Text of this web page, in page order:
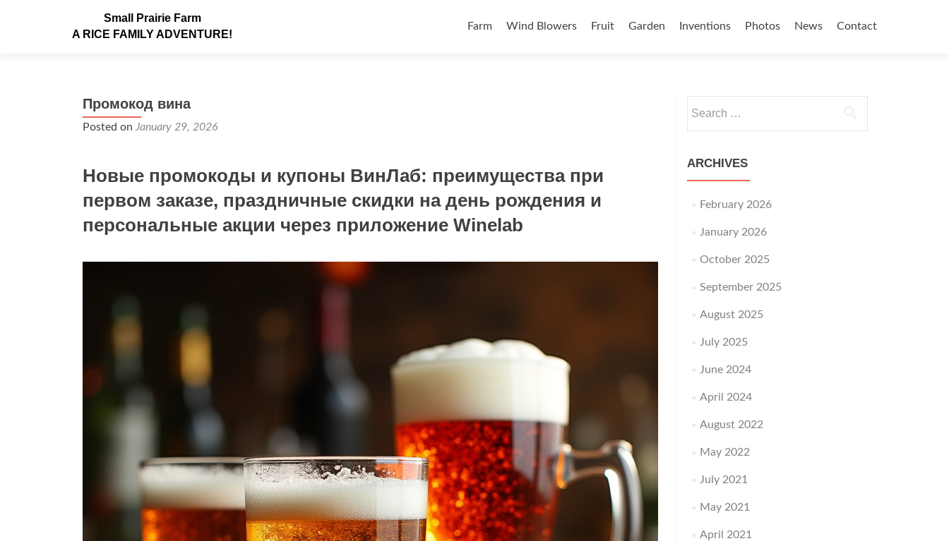
Small Prairie Farm
A RICE FAMILY ADVENTURE!
Farm
Wind Blowers Fruit Garden Inventions Photos News Contact
Промокод вина
Posted on January 29, 2026
Новые промокоды и купоны ВинЛаб: преимущества при
первом заказе, праздничные скидки на день рождения и
персональные акции через приложение Winelab
ARCHIVES
February 2026
January 2026
October 2025
September 2025
August 2025
July 2025
June 2024
April 2024
August 2022
May 2022
July 2021
May 2021
April 2021